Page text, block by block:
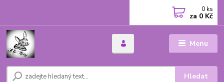
Menu
Hledat
0 ks
za 0 Kč